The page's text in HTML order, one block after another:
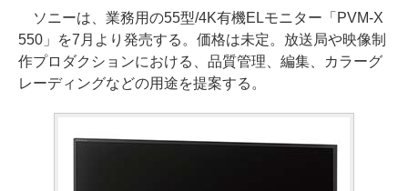
ソニーは、業務用の55型/4K有機ELモニター「PVM-X
550」を7月より発売する。価格は未定。放送局や映像制
作プロダクションにおける、品質管理、編集、カラーグ
レーディングなどの用途を提案する。